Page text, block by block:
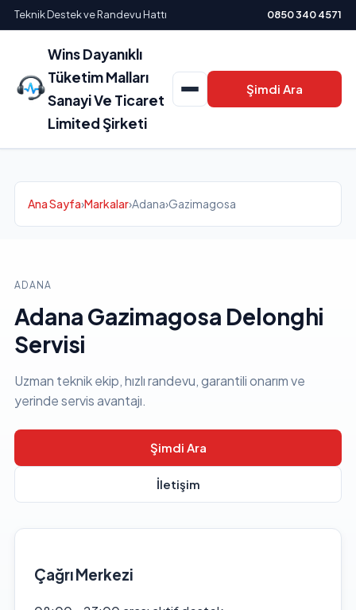
Teknik Destek ve Randevu Hattı 0850 340 4571
Wins Dayanıklı
Tüketim Malları
Sanayi Ve Ticaret
Limited Şirketi
Şimdi Ara
Ana Sayfa›Markalar›Adana›Gazimagosa
ADANA
Adana Gazimagosa Delonghi
Servisi
Uzman teknik ekip, hızlı randevu, garantili onarım ve
yerinde servis avantajı.
Şimdi Ara
İletişim
Çağrı Merkezi